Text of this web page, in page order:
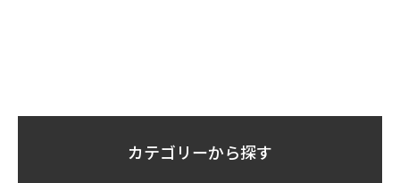
カテゴリーから探す